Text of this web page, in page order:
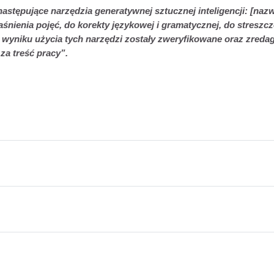
narzędzia generatywnej sztucznej inteligencji:
pojęć, do korekty językowej i gramatycznej, do
użycia tych narzędzi zostały zweryfikowane oraz
treść pracy”.